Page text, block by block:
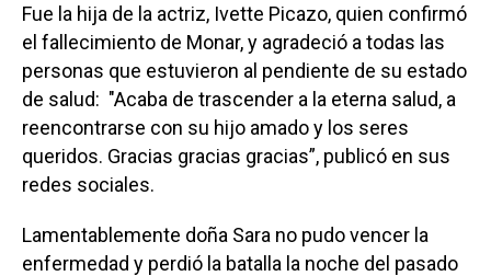
Fue la hija de la actriz, Ivette Picazo, quien confirmó
el fallecimiento de Monar, y agradeció a todas las
personas que estuvieron al pendiente de su estado
de salud: "Acaba de trascender a la eterna salud, a
reencontrarse con su hijo amado y los seres
queridos. Gracias gracias gracias”, publicó en sus
redes sociales.
Lamentablemente doña Sara no pudo vencer la
enfermedad y perdió la batalla la noche del pasado